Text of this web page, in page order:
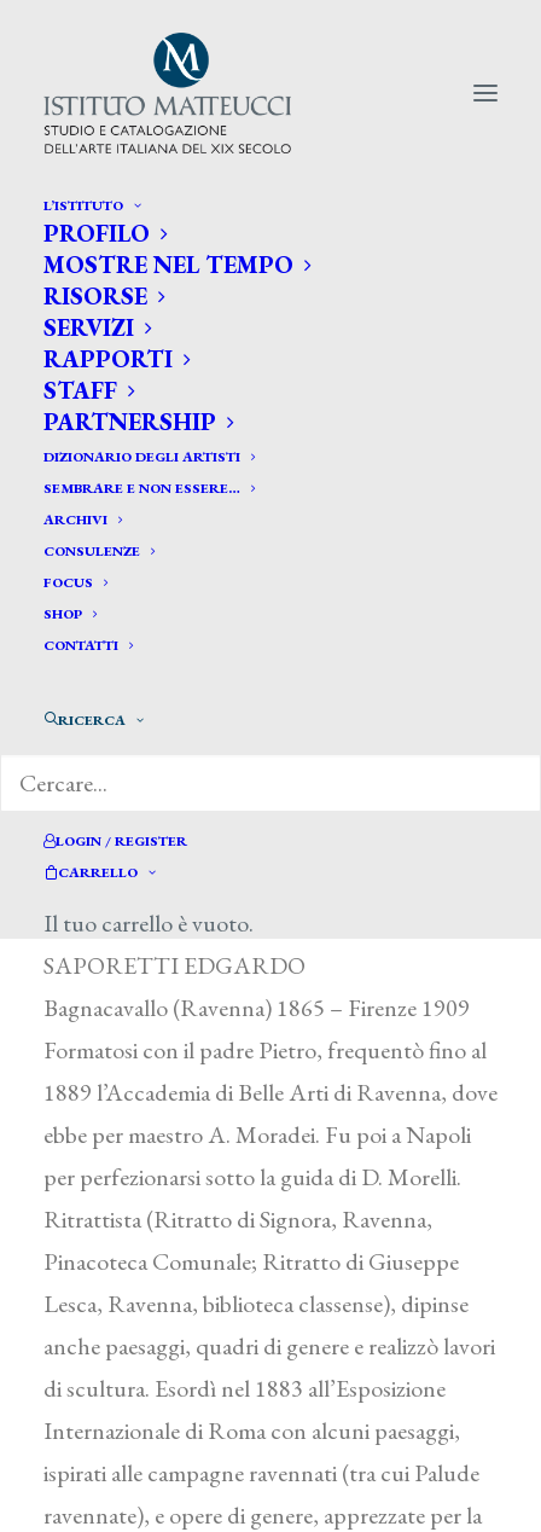
L’ISTITUTO
PROFILO
MOSTRE NEL TEMPO
RISORSE
SERVIZI
RAPPORTI
STAFF
PARTNERSHIP
DIZIONARIO DEGLI ARTISTI
SEMBRARE E NON ESSERE…
ARCHIVI
CONSULENZE
FOCUS
SHOP
CONTATTI
RICERCA
LOGIN / REGISTER
CARRELLO
Il tuo carrello è vuoto.
CERCA TRA GLI ARTISTI:
Search
for:
Saporetti Edgardo *
SAPORETTI EDGARDO
Bagnacavallo (Ravenna) 1865 – Firenze 1909
Formatosi con il padre Pietro, frequentò fino al
1889 l’Accademia di Belle Arti di Ravenna, dove
ebbe per maestro A. Moradei. Fu poi a Napoli
per perfezionarsi sotto la guida di D. Morelli.
Ritrattista (Ritratto di Signora, Ravenna,
Pinacoteca Comunale; Ritratto di Giuseppe
Lesca, Ravenna, biblioteca classense), dipinse
anche paesaggi, quadri di genere e realizzò lavori
di scultura. Esordì nel 1883 all’Esposizione
Internazionale di Roma con alcuni paesaggi,
ispirati alle campagne ravennati (tra cui Palude
ravennate), e opere di genere, apprezzate per la